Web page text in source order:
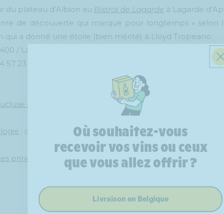
du plateau d’Albion au Bistrot de Lagarde à Lagarde
de découverte qui marque pour longtemps » selon
qui a donné une étoile (bien mérité) à Lloyd Tropeano.
/ Lagarde-d'Apt
57 23
: la soupe au Pistou
c’est quoi
? Un des départements de la région
Alpes-Côte d’Azur
: du provençal la Vau-cluso, du latin Vallis Clausa soit
close
principales agglomérations: Avignon, Orange,
Retour au blog
Où souhaitez-vous
recevoir vos vins ou ceux
que vous allez offrir ?
Livraison en Belgique